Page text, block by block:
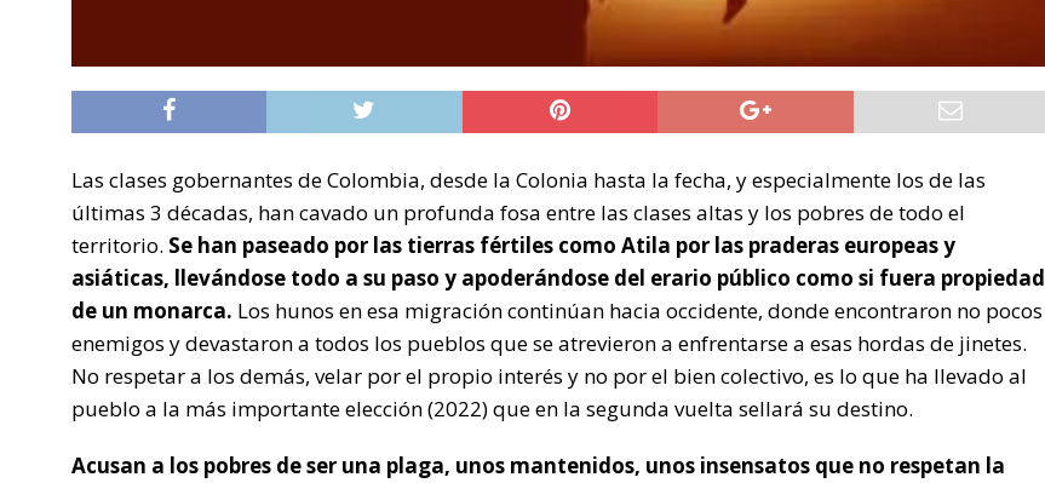
Las clases gobernantes de Colombia, desde la Colonia hasta la fecha, y especialmente los de las
últimas 3 décadas, han cavado un profunda fosa entre las clases altas y los pobres de todo el
territorio. Se han paseado por las tierras fértiles como Atila por las praderas europeas y
asiáticas, llevándose todo a su paso y apoderándose del erario público como si fuera propiedad
de un monarca. Los hunos en esa migración continúan hacia occidente, donde encontraron no pocos
enemigos y devastaron a todos los pueblos que se atrevieron a enfrentarse a esas hordas de jinetes.
No respetar a los demás, velar por el propio interés y no por el bien colectivo, es lo que ha llevado al
pueblo a la más importante elección (2022) que en la segunda vuelta sellará su destino.
Acusan a los pobres de ser una plaga, unos mantenidos, unos insensatos que no respetan la